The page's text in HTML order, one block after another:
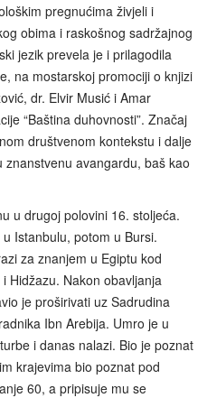
pregnućima živjeli i
obima i raskošnog sadržajnog
jezik prevela je i prilagodila
na mostarskoj promociji o knjizi
dr. Elvir Musić i Amar
“Baština duhovnosti”. Značaj
društvenom kontekstu i dalje
avangardu, baš kao
u drugoj polovini 16. stoljeća.
Istanbulu, potom u Bursi.
za znanjem u Egiptu kod
Hidžazu. Nakon obavljanja
je proširivati uz Sadrudina
Ibn Arebija. Umro je u
i danas nalazi. Bio je poznat
krajevima bio poznat pod
60, a pripisuje mu se